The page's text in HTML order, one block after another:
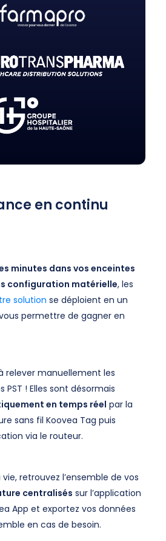
en continu
minutes dans vos enceintes
configuration matérielle, les
solution se déploient en un
permettre de gagner en
relever manuellement les
! Elles sont désormais
en temps réel par la
sans fil Koovea Tag puis
via le routeur.
retrouvez l’ensemble de vos
centralisés sur l’application
App et exportez vos données
en cas de besoin.